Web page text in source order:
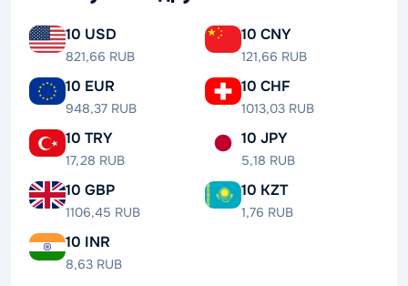
10 USD
821,66 RUB
10 CNY
121,66 RUB
10 EUR
948,37 RUB
10 CHF
1013,03 RUB
10 TRY
17,28 RUB
10 JPY
5,18 RUB
10 GBP
1106,45 RUB
10 KZT
1,76 RUB
10 INR
8,63 RUB